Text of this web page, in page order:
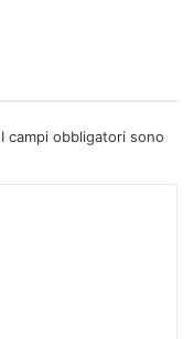
I campi obbligatori sono